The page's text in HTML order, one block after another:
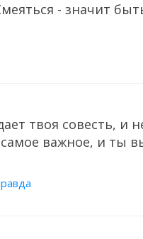
- значит
твоя совесть, и
важное, и ты